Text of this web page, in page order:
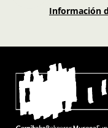
Información